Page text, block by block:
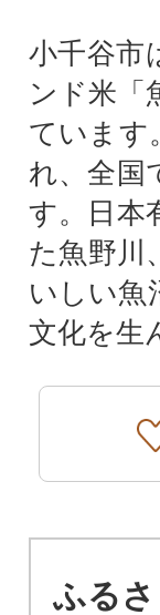
小千谷市
ンド米「
ています
れ、全国
す。日本
た魚野川
いしい魚
文化を生
ふる